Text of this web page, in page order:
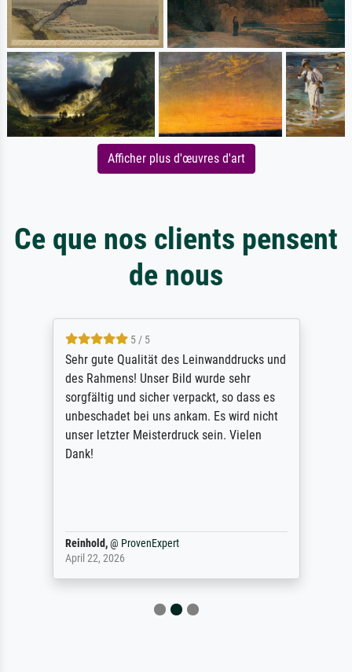
Afficher plus d'œuvres d'art
Ce que nos clients pensent
de nous
5 / 5
Sehr gute Qualität des Leinwanddrucks und
des Rahmens! Unser Bild wurde sehr
sorgfältig und sicher verpackt, so dass es
unbeschadet bei uns ankam. Es wird nicht
unser letzter Meisterdruck sein. Vielen
Dank!
Reinhold,@ ProvenExpert
April 22, 2026